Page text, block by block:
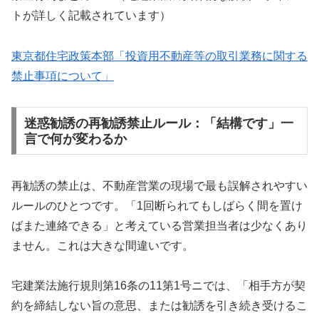
トが詳しく記載されています）
東京都住宅政策本部「投資用不動産等の取引業務に関する
禁止事項について」
迷惑勧誘の再勧誘禁止ルール：「結構です」一
言で何が変わるか
再勧誘の禁止は、不動産営業の現場で最も誤解されやすい
ルールのひとつです。「1回断られてもしばらく間を置け
ばまた連絡できる」と考えている営業担当者は少なくあり
ません。これは大きな間違いです。
宅建業法施行規則第16条の11第1号ニでは、「相手方が契
約を締結しない旨の意思、または勧誘を引き続き受けるこ